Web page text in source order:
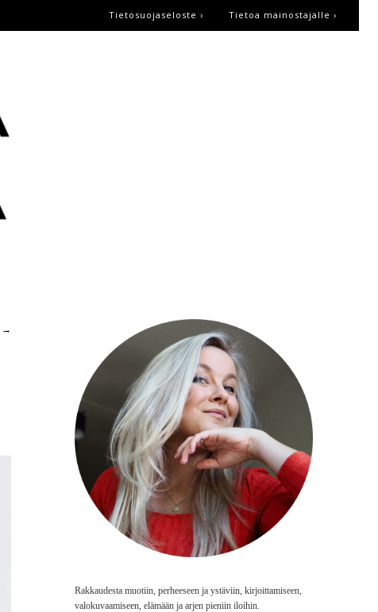
Tietoa mainostajalle ›
Tietosuojaseloste ›
→
Rakkaudesta muotiin, perheeseen ja ystäviin, kirjoittamiseen,
valokuvaamiseen, elämään ja arjen pieniin iloihin.